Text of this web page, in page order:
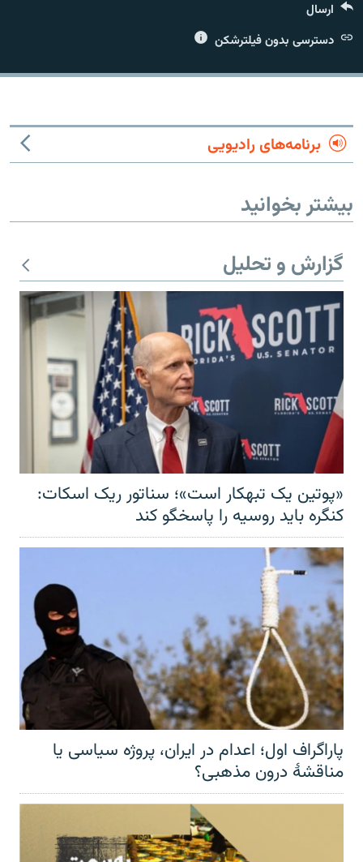
ارسال
دسترسی بدون فیلترشکن
برنامه‌های رادیویی
بیشتر بخوانید
گزارش و تحلیل
«پوتین یک تبهکار است»؛ سناتور ریک اسکات:
کنگره باید روسیه را پاسخگو کند
پاراگراف اول؛ اعدام در ایران، پروژه سیاسی یا
مناقشهٔ درون مذهبی؟